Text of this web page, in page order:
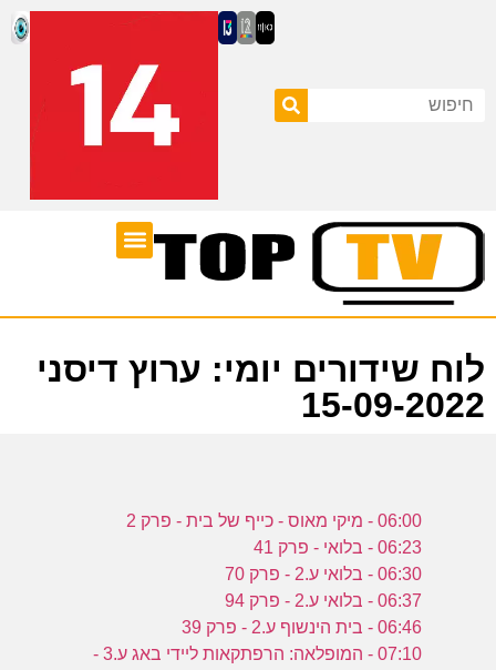
לוח שידורים יומי: ערוץ דיסני
15-09-2022
06:00 - מיקי מאוס - כייף של בית - פרק 2
06:23 - בלואי - פרק 41
06:30 - בלואי ע.2 - פרק 70
06:37 - בלואי ע.2 - פרק 94
06:46 - בית הינשוף ע.2 - פרק 39
07:10 - המופלאה: הרפתקאות ליידי באג ע.3 -